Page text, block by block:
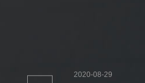
2020-08-29